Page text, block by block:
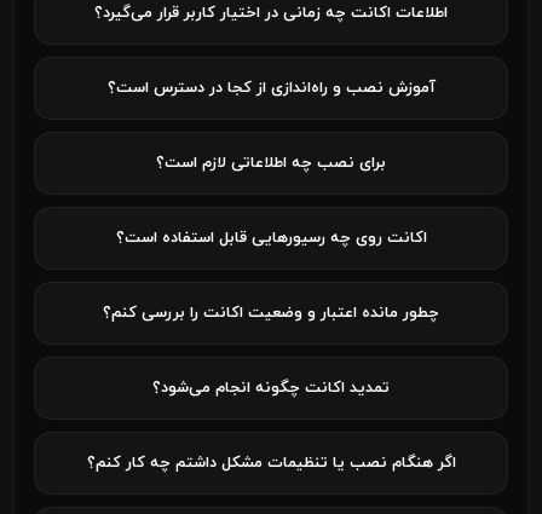
اطلاعات اکانت چه زمانی در اختیار کاربر قرار می‌گیرد؟
آموزش نصب و راه‌اندازی از کجا در دسترس است؟
برای نصب چه اطلاعاتی لازم است؟
اکانت روی چه رسیورهایی قابل استفاده است؟
چطور مانده اعتبار و وضعیت اکانت را بررسی کنم؟
تمدید اکانت چگونه انجام می‌شود؟
اگر هنگام نصب یا تنظیمات مشکل داشتم چه کار کنم؟